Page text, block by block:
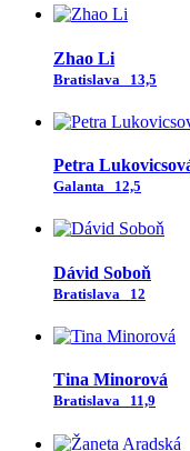
Zhao Li
Bratislava 13,5
Petra
Galanta 12,5
Dávid Soboň
Bratislava 12
Tina Minorová
Bratislava 11,9